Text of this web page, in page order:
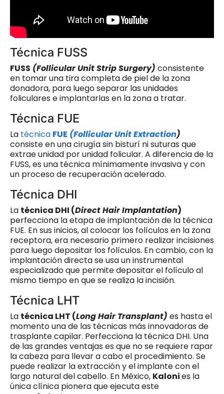
Técnica FUSS
FUSS (Follicular Unit Strip Surgery) consistente
en tomar una tira completa de piel de la zona
donadora, para luego separar las unidades
foliculares e implantarlas en la zona a tratar.
Técnica FUE
La técnica FUE (Follicular Unit Extraction)
consiste en una cirugía sin bisturí ni suturas que
extrae unidad por unidad folicular. A diferencia de la
FUSS, es una técnica mínimamente invasiva y con
un proceso de recuperación acelerado.
Técnica DHI
La técnica DHI (Direct Hair Implantation)
perfecciona la etapa de implantación de la técnica
FUE. En sus inicios, al colocar los folículos en la zona
receptora, era necesario primero realizar incisiones
para luego depositar los folículos. En cambio, con la
implantación directa se usa un instrumental
especializado que permite depositar el folículo al
mismo tiempo en que se realiza la incisión.
Técnica LHT
La técnica LHT (Long Hair Transplant) es hasta el
momento una de las técnicas más innovadoras de
trasplante capilar. Perfecciona la técnica DHI. Una
de las grandes ventajas es que no se requiere rapar
la cabeza para llevar a cabo el procedimiento. Se
puede realizar la extracción y el implante con el
largo natural del cabello. En México, Kalonies la
única clínica pionera que ejecuta este